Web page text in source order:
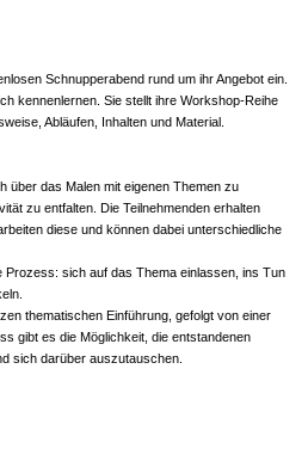
Schnupperabend rund um ihr Angebot ein.
kennenlernen. Sie stellt ihre Workshop-Reihe
Abläufen, Inhalten und Material.
über das Malen mit eigenen Themen zu
zu entfalten. Die Teilnehmenden erhalten
diese und können dabei unterschiedliche
Prozess: sich auf das Thema einlassen, ins Tun
thematischen Einführung, gefolgt von einer
gibt es die Möglichkeit, die entstandenen
sich darüber auszutauschen.